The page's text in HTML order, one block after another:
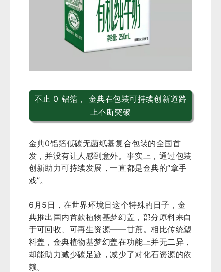
不止 0 铝箔， 金典在包装可持续创新道路
上不断突破
金典0铝箔低碳无菌纸基复合包装的全国首
发，并没有让人感到意外。事实上，通过包装
创新助力可持续发展，一直都是金典的“拿手
戏”。
6月5日，在世界环境日这个特殊的日子，金
典推出国内首款植物基梦幻盖，部分原料来自
于可回收、可再生资源——甘蔗。相比传统塑
料盖，金典植物基梦幻盖在功能上并无二异，
却能助力减少碳足迹，减少了对化石资源的依
赖。